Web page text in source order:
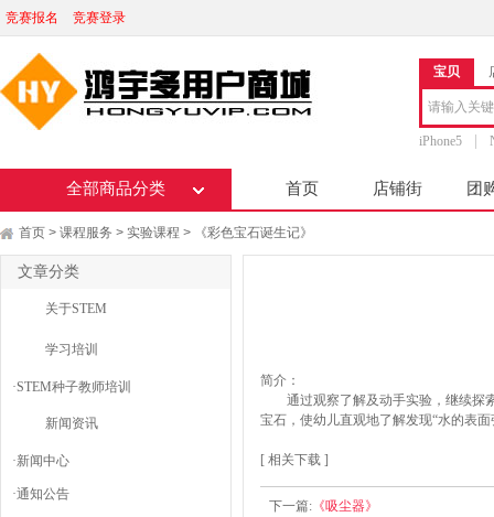
竞赛报名 竞赛登录
宝贝
iPhone5
全部商品分类 首页 店铺街 团
首页 > 课程服务 > 实验课程 > 《彩色宝石诞生记》
简介：
通过观察了解及动手实验，继续探
宝石，使幼儿直观地了解发现“水的表
[ 相关下载 ]
下一篇: 《吸尘器》
文章分类
关于STEM
学习培训
·STEM种子教师培训
新闻资讯
·新闻中心
·通知公告